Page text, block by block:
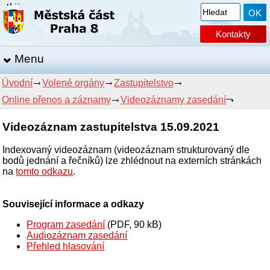
Kontakty
Menu
Úvodní Volené orgány
Zastupitelstvo
Online přenos a záznamy
Videozáznamy zasedání
Videozáznam zastupitelstva 15.09.2021
Indexovaný videozáznam (videozáznam strukturovaný dle
bodů jednání a řečníků) lze zhlédnout na externích stránkách
natomto odkazu.
Související informace a odkazy
Program zasedání (PDF, 90 kB)
Audiozáznam zasedání
Přehled hlasování